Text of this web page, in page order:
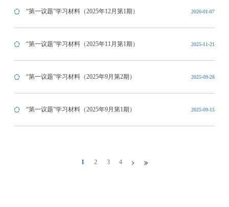
“第一议题”学习材料（2025年12月第1期） 2026-01-07
“第一议题”学习材料（2025年11月第1期） 2025-11-21
“第一议题”学习材料（2025年9月第2期） 2025-09-28
“第一议题”学习材料（2025年9月第1期） 2025-09-15
1 2 3 4